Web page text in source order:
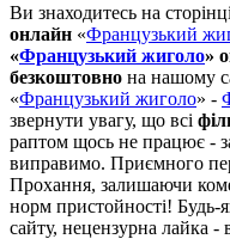
Ви знаходитесь на
онлайн «Французький
«Французький жиголо»
безкоштовно на нашому
«Французький жиголо» -
звернути увагу, що всі
раптом щось не працює -
виправимо. Приємного
Прохання, залишаючи
норм пристойності! Будь-
сайту, нецензурна лайка